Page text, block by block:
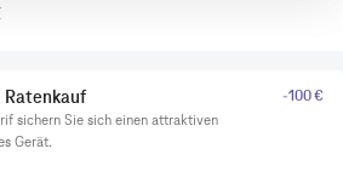
sichern Sie sich einen attraktiven
Gerät.
-100 €